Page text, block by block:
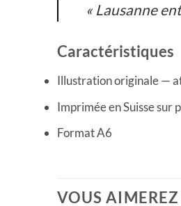
« Lausanne
Caractéristiques
Illustration originale —
Imprimée en Suisse sur
Format A6
VOUS